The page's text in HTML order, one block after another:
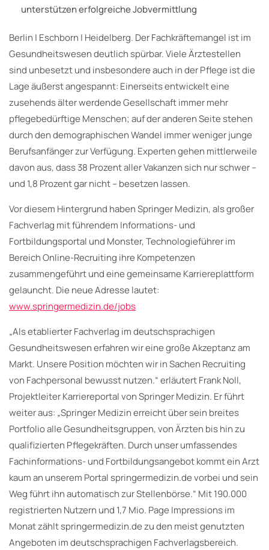
unterstützen erfolgreiche Jobvermittlung
Berlin | Eschborn | Heidelberg. Der Fachkräftemangel ist im
Gesundheitswesen deutlich spürbar. Viele Ärztestellen
sind unbesetzt und insbesondere auch in der Pflege ist die
Lage äußerst angespannt: Einerseits entwickelt eine
zusehends älter werdende Gesellschaft immer mehr
pflegebedürftige Menschen; auf der anderen Seite stehen
durch den demographischen Wandel immer weniger junge
Berufsanfänger zur Verfügung. Experten gehen mittlerweile
davon aus, dass 38 Prozent aller Vakanzen sich nur schwer –
und 1,8 Prozent gar nicht – besetzen lassen.
Vor diesem Hintergrund haben Springer Medizin, als großer
Fachverlag mit führendem Informations- und
Fortbildungsportal und Monster, Technologieführer im
Bereich Online-Recruiting ihre Kompetenzen
zusammengeführt und eine gemeinsame Karriereplattform
gelauncht. Die neue Adresse lautet:
www.springermedizin.de/jobs
„Als etablierter Fachverlag im deutschsprachigen
Gesundheitswesen erfahren wir eine große Akzeptanz am
Markt. Unsere Position möchten wir in Sachen Recruiting
von Fachpersonal bewusst nutzen.“ erläutert Frank Noll,
Projektleiter Karriereportal von Springer Medizin. Er führt
weiter aus: „Springer Medizin erreicht über sein breites
Portfolio alle Gesundheitsgruppen, von Ärzten bis hin zu
qualifizierten Pflegekräften. Durch unser umfassendes
Fachinformations- und Fortbildungsangebot kommt ein Arzt
kaum an unserem Portal springermedizin.de vorbei und sein
Weg führt ihn automatisch zur Stellenbörse.“ Mit 190.000
registrierten Nutzern und 1,7 Mio. Page Impressions im
Monat zählt springermedizin.de zu den meist genutzten
Angeboten im deutschsprachigen Fachverlagsbereich.